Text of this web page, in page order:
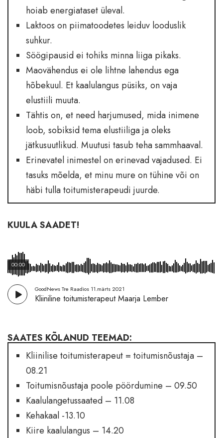
hoiab energiataset üleval.
Laktoos on piimatoodetes leiduv looduslik
suhkur.
Söögipausid ei tohiks minna liiga pikaks.
Maovähendus ei ole lihtne lahendus ega
hõbekuul. Et kaalulangus püsiks, on vaja
elustiili muuta.
Tähtis on, et need harjumused, mida inimene
loob, sobiksid tema elustiiliga ja oleks
jätkusuutlikud. Muutusi tasub teha sammhaaval.
Erinevatel inimestel on erinevad vajadused. Ei
tasuks mõelda, et minu mure on tühine või on
häbi tulla toitumisterapeudi juurde.
KUULA SAADET!
00:00
GoodNews Tre Raadios 11.märts 2021
Kliiniline toitumisterapeut Maarja Lember
SAATES KÕLANUD TEEMAD:
Kliinilise toitumisterapeut = toitumisnõustaja –
08.21
Toitumisnõustaja poole pöördumine – 09.50
Kaalulangetussaated – 11.08
Kehakaal -13.10
Kiire kaalulangus – 14.20